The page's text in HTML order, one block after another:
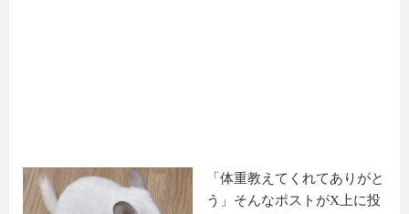
「体重教えてくれてありがと
う」そんなポストがX上に投